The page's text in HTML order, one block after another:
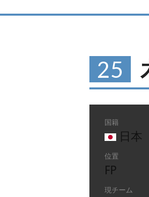
25
国籍
日本
位置
FP
現チーム